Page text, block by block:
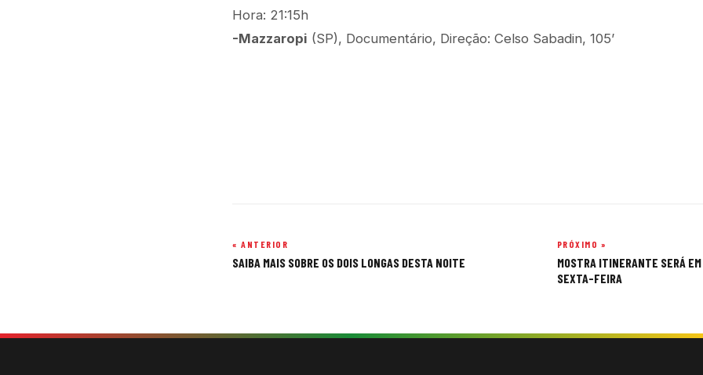
Hora: 21:15h
-Mazzaropi (SP), Documentário, Direção: Celso Sabadin, 105’
Navegação
« ANTERIOR
SAIBA MAIS SOBRE OS DOIS LONGAS DESTA NOITE
PRÓXIMO »
MOSTRA ITINERANTE SERÁ
SEXTA-FEIRA